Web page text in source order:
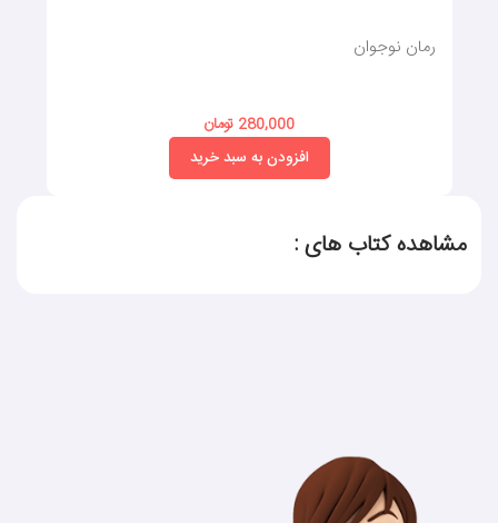
رمان نوجوان
280,000 تومان
افزودن به سبد خرید
مشاهده کتاب های :